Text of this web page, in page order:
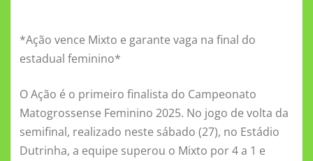
c
e
o
o
k
it
te
ai
l
at
s
p
p
ss
e
g
er
n
o
a
ss
ni
ai
l
e
gr
m
*Ação vence Mixto e garante vaga na final do
estadual feminino*
O Ação é o primeiro finalista do Campeonato
Matogrossense Feminino 2025. No jogo de volta da
semifinal, realizado neste sábado (27), no Estádio
Dutrinha, a equipe superou o Mixto por 4 a 1 e